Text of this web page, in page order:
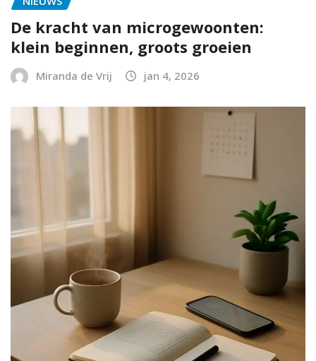
De kracht van microgewoonten:
klein beginnen, groots groeien
Miranda de Vrij jan 4, 2026